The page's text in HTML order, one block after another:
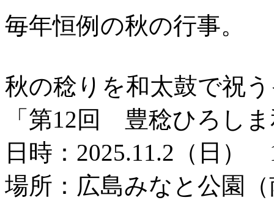
毎年恒例の秋の行事。
秋の稔りを和太鼓で祝
「第12回 豊稔ひろし
日時：2025.11.2（日）
場所：広島みなと公園